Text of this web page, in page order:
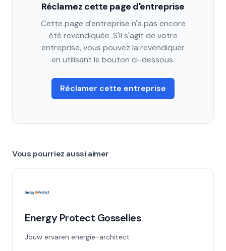
Réclamez cette page d'entreprise
Cette page d'entreprise n'a pas encore
été revendiquée. S'il s'agit de votre
entreprise, vous pouvez la revendiquer
en utilisant le bouton ci-dessous.
Réclamer cette entreprise
Vous pourriez aussi aimer
Energy Protect Gosselies
Jouw ervaren energie-architect